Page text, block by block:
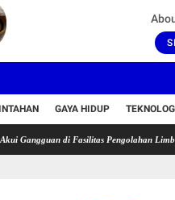
GAYA HIDUP
di Fasilitas Pengolahan Limbah